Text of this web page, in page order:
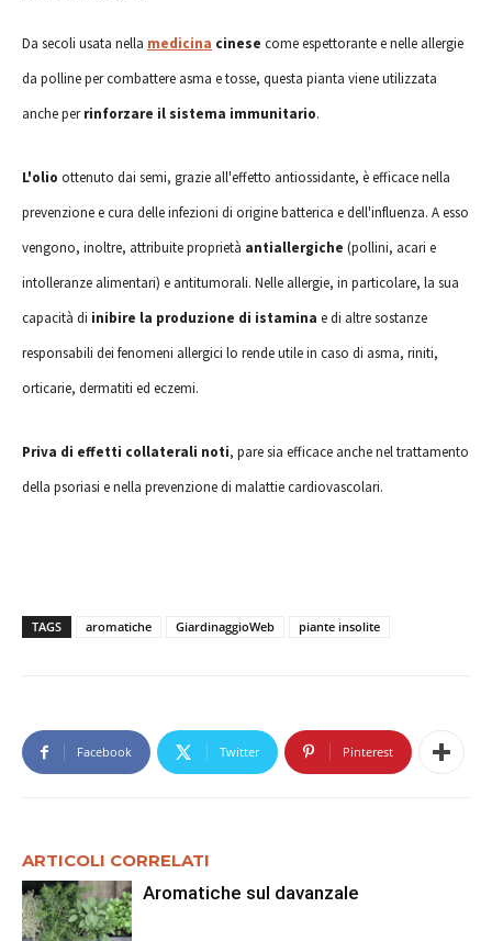
Da secoli usata nella medicina cinese come espettorante e nelle allergie
da polline per combattere asma e tosse, questa pianta viene utilizzata
anche perrinforzare il sistema immunitario.
L'olio ottenuto dai semi, grazie all'effetto antiossidante, è efficace nella
prevenzione e cura delle infezioni di origine batterica e dell'influenza. A esso
vengono, inoltre, attribuite proprietà antiallergiche (pollini, acari e
intolleranze alimentari) e antitumorali. Nelle allergie, in particolare, la sua
capacità di inibire la produzione di istamina e di altre sostanze
responsabili dei fenomeni allergici lo rende utile in caso di asma, riniti,
orticarie, dermatiti ed eczemi.
Priva di effetti collaterali noti, pare sia efficace anche nel trattamento
della psoriasi e nella prevenzione di malattie cardiovascolari.
TAGS aromatiche GiardinaggioWeb piante insolite
Facebook Twitter Pinterest
ARTICOLI CORRELATI
Aromatiche sul davanzale